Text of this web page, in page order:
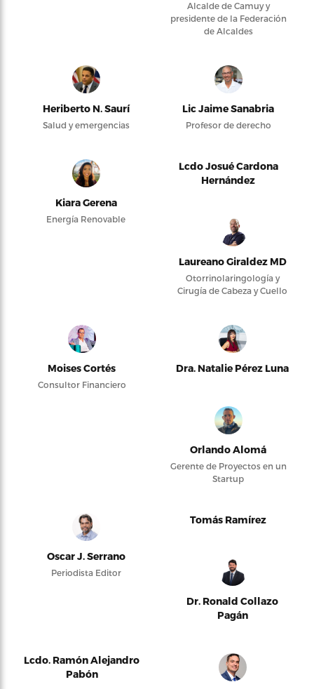
Alcalde de Camuy y
presidente de la Federación
de Alcaldes
Heriberto N. Saurí
Salud y emergencias
Lic Jaime Sanabria
Profesor de derecho
Kiara Gerena
Energía Renovable
Lcdo Josué Cardona
Hernández
Laureano Giraldez MD
Otorrinolaringología y
Cirugía de Cabeza y Cuello
Moises Cortés
Consultor Financiero
Dra. Natalie Pérez Luna
Orlando Alomá
Gerente de Proyectos en un
Startup
Oscar J. Serrano
Periodista Editor
Tomás Ramírez
Dr. Ronald Collazo
Pagán
Lcdo. Ramón Alejandro
Pabón